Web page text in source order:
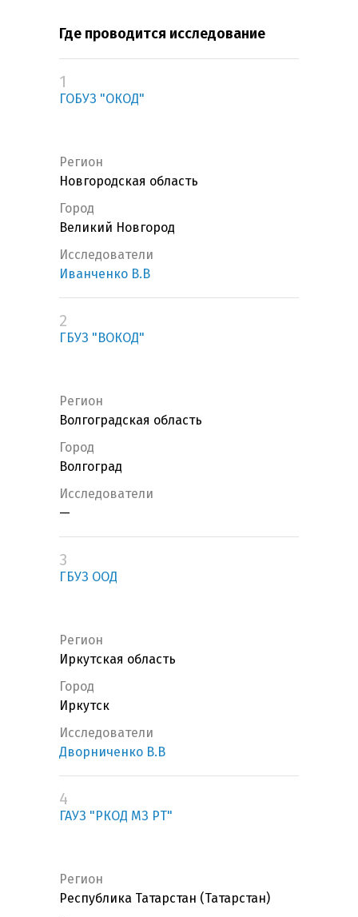
Где проводится исследование
1
ГОБУЗ "ОКОД"
Регион
Новгородская область
Город
Великий Новгород
Исследователи
Иванченко В.В
2
ГБУЗ "ВОКОД"
Регион
Волгоградская область
Город
Волгоград
Исследователи
—
3
ГБУЗ ООД
Регион
Иркутская область
Город
Иркутск
Исследователи
Дворниченко В.В
4
ГАУЗ "РКОД МЗ РТ"
Регион
Республика Татарстан (Татарстан)